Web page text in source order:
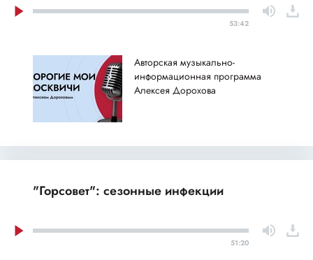
53:42
Авторская музыкально-
информационная программа
Алексея Дорохова
"Горсовет": сезонные инфекции
51:20